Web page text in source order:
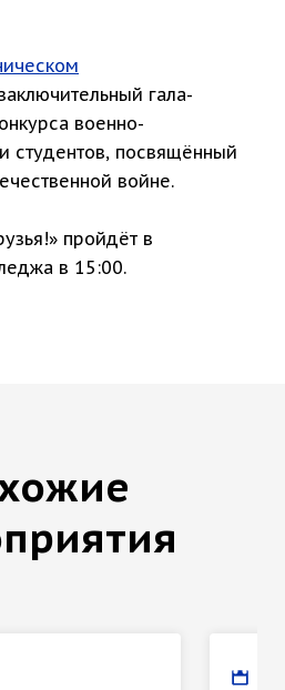
гала-
военно-
студентов, посвящённый
войне.
пройдёт в
в 15:00.